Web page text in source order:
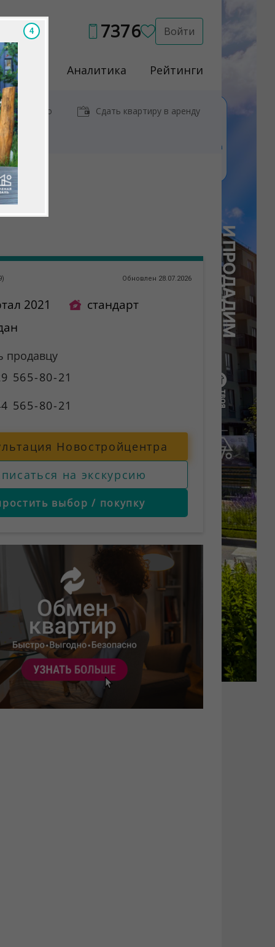
7376 Войти
Услуги Аналитика Рейтинги
у метро Сдать квартиру в аренду
) Обновлен 28.07.2026
2021
стандарт
продавцу
565-80-21
565-80-21
Новостройцентра
на экскурсию
выбор / покупку
2